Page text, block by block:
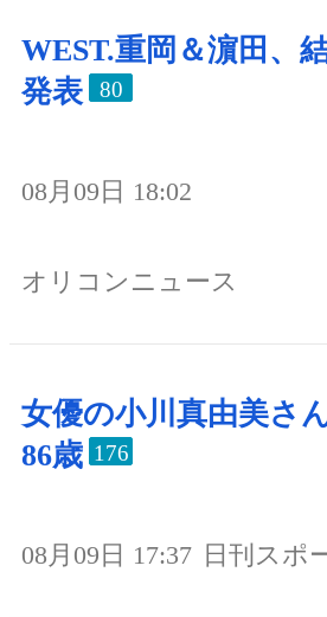
WEST.重岡＆濵田、
発表
80
08月09日 18:02
オリコンニュース
女優の小川真由美さ
86歳 176
08月09日 17:37 日刊スポ